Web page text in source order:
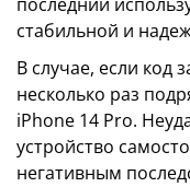
последний
стабильной и
В случае, если код
несколько раз
iPhone 14 Pro.
устройство
негативным